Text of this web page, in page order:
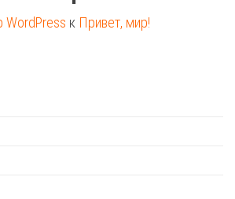
WordPress к Привет, мир!